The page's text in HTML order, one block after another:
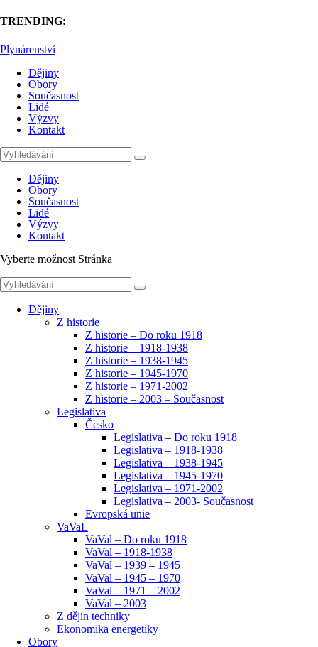
TRENDING:
Plynárenství
Dějiny
Obory
Současnost
Lidé
Výzvy
Kontakt
Dějiny
Obory
Současnost
Lidé
Výzvy
Kontakt
Vyberte možnost Stránka
Dějiny
Z historie
Z historie – Do roku 1918
Z historie – 1918-1938
Z historie – 1938-1945
Z historie – 1945-1970
Z historie – 1971-2002
Z historie – 2003 – Současnost
Legislativa
Česko
Legislativa – Do roku 1918
Legislativa – 1918-1938
Legislativa – 1938-1945
Legislativa – 1945-1970
Legislativa – 1971-2002
Legislativa – 2003- Současnost
Evropská unie
VaVaL
VaVal – Do roku 1918
VaVal – 1918-1938
VaVal – 1939 – 1945
VaVal – 1945 – 1970
VaVal – 1971 – 2002
VaVal – 2003
Z dějin techniky
Ekonomika energetiky
Obory